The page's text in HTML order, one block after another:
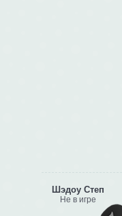
Шэдоу Степ
Не в игре